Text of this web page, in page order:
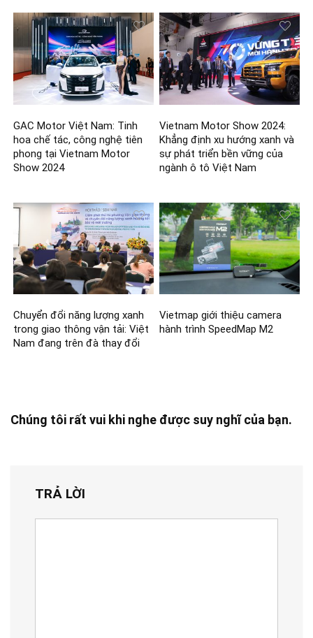
GAC Motor Việt Nam: Tinh
hoa chế tác, công nghệ tiên
phong tại Vietnam Motor
Show 2024
Vietnam Motor Show 2024:
Khẳng định xu hướng xanh và
sự phát triển bền vững của
ngành ô tô Việt Nam
Chuyển đổi năng lượng xanh
trong giao thông vận tải: Việt
Nam đang trên đà thay đổi
Vietmap giới thiệu camera
hành trình SpeedMap M2
Chúng tôi rất vui khi nghe được suy nghĩ của bạn.
TRẢ LỜI